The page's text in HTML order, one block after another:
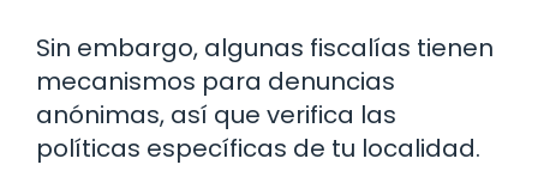
Sin embargo, algunas fiscalías tienen
mecanismos para denuncias
anónimas, así que verifica las
políticas específicas de tu localidad.